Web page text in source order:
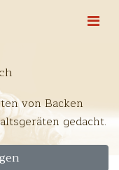
von Backen
gedacht.